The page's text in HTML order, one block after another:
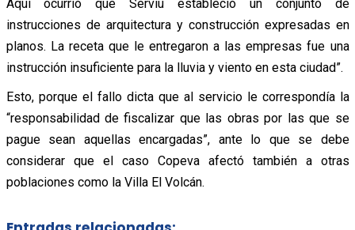
Aquí ocurrió que Serviu estableció un conjunto de
instrucciones de arquitectura y construcción expresadas en
planos. La receta que le entregaron a las empresas fue una
instrucción insuficiente para la lluvia y viento en esta ciudad”.
Esto, porque el fallo dicta que al servicio le correspondía la
“responsabilidad de fiscalizar que las obras por las que se
pague sean aquellas encargadas”, ante lo que se debe
considerar que el caso Copeva afectó también a otras
poblaciones como la Villa El Volcán.